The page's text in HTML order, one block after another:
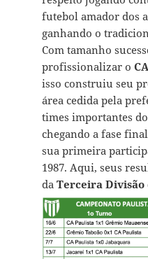
futebol amador dos
ganhando o
Com tamanho
profissionalizar o
isso construiu seu
área cedida pela
times importantes
chegando a fase
sua primeira
1987. Aqui, seus
daTerceira Divisão